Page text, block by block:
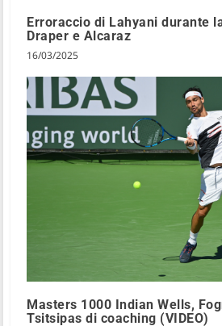
Erroraccio di Lahyani durante
Draper e Alcaraz
16/03/2025
Masters 1000 Indian Wells,
Tsitsipas di coaching (VIDEO)